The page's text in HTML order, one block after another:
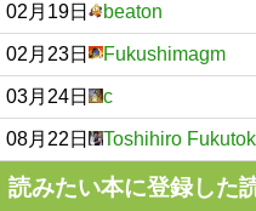
02月19日 beaton
02月23日 Fukushimagm
03月24日 c
08月22日 Toshihiro
読みたい本に登録した